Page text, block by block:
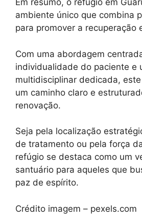
Em resumo, o refúgio em
ambiente único que combina
para promover a recuperação
Com uma abordagem
individualidade do paciente e
multidisciplinar dedicada,
um caminho claro e
renovação.
Seja pela localização
de tratamento ou pela força
refúgio se destaca como um
santuário para aqueles que
paz de espírito.
Crédito imagem – pexels.com